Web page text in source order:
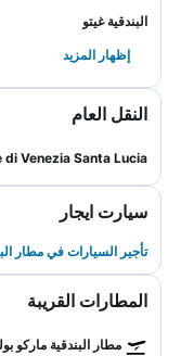
البندقية غيتو
إظهار المزيد
النقل العام
سيارت ايجار
تأجير السيارات في مطار
المطارات القريبة
مطار البندقية ماركو